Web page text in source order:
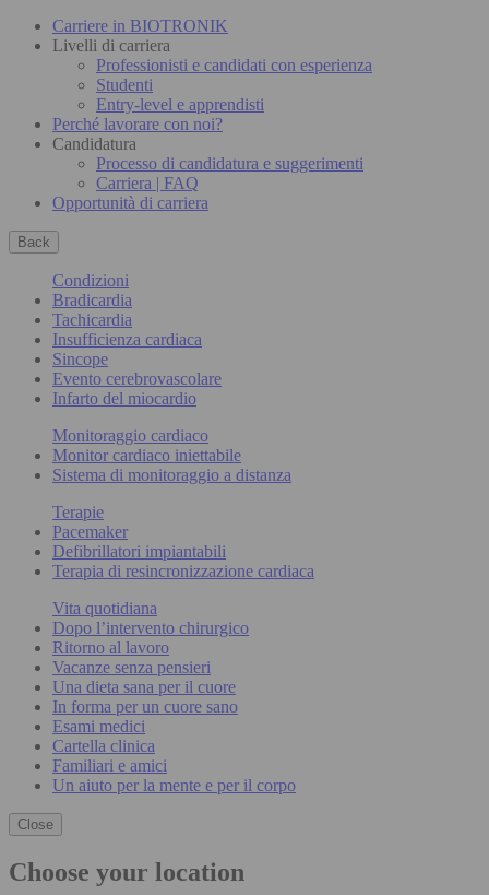
Carriere in BIOTRONIK
Livelli di carriera
Professionisti e candidati con esperienza
Studenti
Entry-level e apprendisti
Perché lavorare con noi?
Candidatura
Processo di candidatura e suggerimenti
Carriera | FAQ
Opportunità di carriera
Back
Condizioni
Bradicardia
Tachicardia
Insufficienza cardiaca
Sincope
Evento cerebrovascolare
Infarto del miocardio
Monitoraggio cardiaco
Monitor cardiaco iniettabile
Sistema di monitoraggio a distanza
Terapie
Pacemaker
Defibrillatori impiantabili
Terapia di resincronizzazione cardiaca
Vita quotidiana
Dopo l’intervento chirurgico
Ritorno al lavoro
Vacanze senza pensieri
Una dieta sana per il cuore
In forma per un cuore sano
Esami medici
Cartella clinica
Familiari e amici
Un aiuto per la mente e per il corpo
Close
Choose your location